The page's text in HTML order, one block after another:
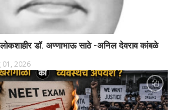
लोकशाहीर डॉ. अण्णाभाऊ साठे -अनिल देवराव कांबळे
01, 2026